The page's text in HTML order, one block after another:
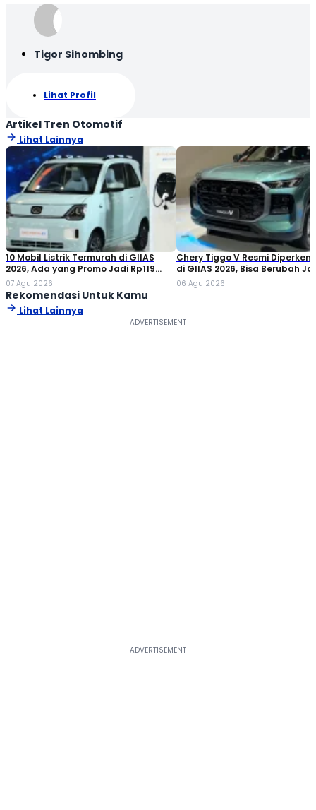
Tigor Sihombing
Lihat Profil
Artikel Tren Otomotif
Lihat Lainnya
10 Mobil Listrik Termurah di GIIAS
2026, Ada yang Promo Jadi Rp119
Jutaan!
07 Agu 2026
Chery Tiggo V Resmi
di GIIAS 2026, Bisa Berubah
Double Cabin
06 Agu 2026
Rekomendasi Untuk Kamu
Lihat Lainnya